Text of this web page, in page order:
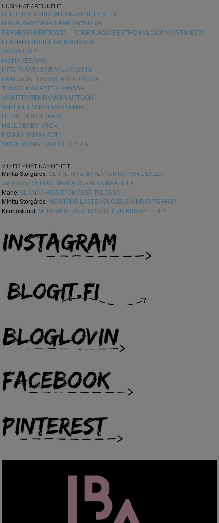
UUSIMMAT ARTIKKELIT
GLITTERIÄ & JUHLAHUMUA RISTEILYLLÄ
HYVIÄ, PAREMPIA & PARHAITA UNIA
TERVEISIÄ KEITTIÖSTÄ – KOKEMUKSIA FESTIVO KYLMIÖPAKASTIMESTA
ELÄMÄN IHMEITÄ TALTIOIMASSA
VAUVA TULI!
IHANA KESÄIHO
MITÄ PAKATA SAIRAALAKASSIIN
LAATUA JA LUKSUSTA KEITTIÖSSÄ
TUKHOLMA LASTEN KANSSA
VINKIT PAREMPAAN MUUTTOON
VIIMEISET VIIKOT RASKAANA
HEI ME MUUTETAAN!
HELLO BABY NRO 4
MOIKKA VANHA KOTI
SKIDIEN OMALLA RISTEILYLLÄ
VIIMEISIMMÄT KOMMENTIT
Minttu Storgårds: GLITTERIÄ & JUHLAHUMUA RISTEILYLLÄ
Juha Räty: SEINÄN MAALAUS KALKKIMAALILLA
Marie: ELÄMÄÄ HISSITTÖMÄSSÄ TALOSSA
Minttu Storgårds: MEISTÄKÖ LASTENSUOJELUN KRIISIPERHE?
Kiinnostunut: MEISTÄKÖ LASTENSUOJELUN KRIISIPERHE?